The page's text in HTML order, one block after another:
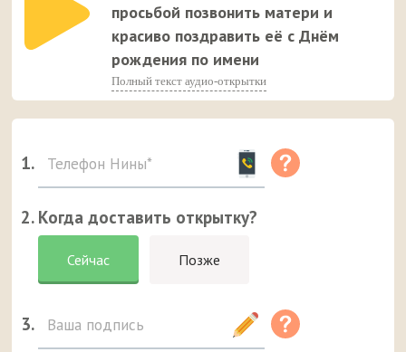
просьбой позвонить матери и
красиво поздравить её с Днём
рождения по имени
Полный текст аудио-открытки
1.
2. Когда доставить открытку?
Сейчас Позже
3.